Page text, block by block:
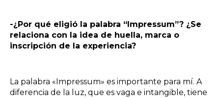
-¿Por qué eligió la palabra “Impressum”? ¿Se
relaciona con la idea de huella, marca o
inscripción de la experiencia?
La palabra «Impressum» es importante para mí. A
diferencia de la luz, que es vaga e intangible, tiene